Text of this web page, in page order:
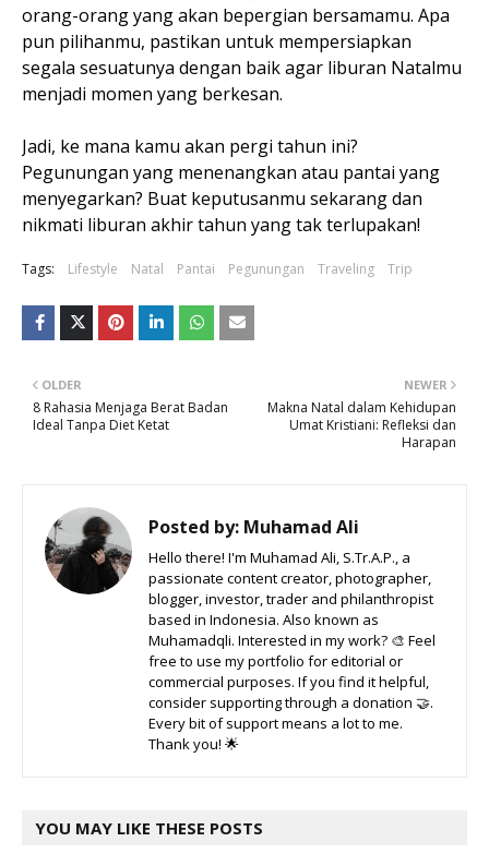
orang-orang yang akan bepergian bersamamu. Apa
pun pilihanmu, pastikan untuk mempersiapkan
segala sesuatunya dengan baik agar liburan Natalmu
menjadi momen yang berkesan.
Jadi, ke mana kamu akan pergi tahun ini?
Pegunungan yang menenangkan atau pantai yang
menyegarkan? Buat keputusanmu sekarang dan
nikmati liburan akhir tahun yang tak terlupakan!
Tags: Lifestyle Natal Pantai Pegunungan Traveling Trip
NEWER
Makna Natal dalam Kehidupan
Umat Kristiani: Refleksi dan
Harapan
OLDER
8 Rahasia Menjaga Berat Badan
Ideal Tanpa Diet Ketat
Posted by: Muhamad Ali
Hello there! I'm Muhamad Ali, S.Tr.A.P., a
passionate content creator, photographer,
blogger, investor, trader and philanthropist
based in Indonesia. Also known as
Muhamadqli. Interested in my work? 🎨 Feel
free to use my portfolio for editorial or
commercial purposes. If you find it helpful,
consider supporting through a donation 🤝.
Every bit of support means a lot to me.
Thank you! 🌟
YOU MAY LIKE THESE POSTS